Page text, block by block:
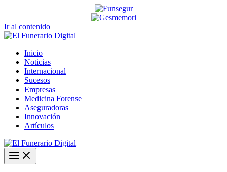
Ir al contenido
Inicio
Noticias
Internacional
Sucesos
Empresas
Medicina Forense
Aseguradoras
Innovación
Artículos